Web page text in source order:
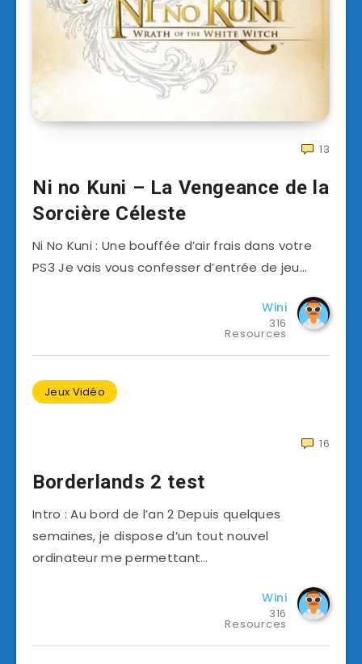
13
Ni no Kuni – La Vengeance de la
Sorcière Céleste
Ni No Kuni : Une bouffée d’air frais dans votre
PS3 Je vais vous confesser d’entrée de jeu…
Wini
316
Resources
Jeux Vidéo
16
Borderlands 2 test
Intro : Au bord de l’an 2 Depuis quelques
semaines, je dispose d’un tout nouvel
ordinateur me permettant…
Wini
316
Resources